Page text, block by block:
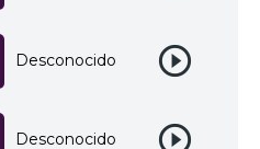
Desconocido
Desconocido